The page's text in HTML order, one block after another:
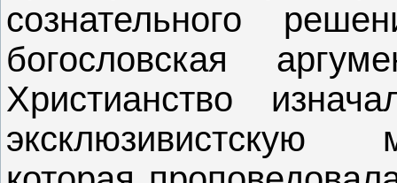
сознательного
богословская
Христианство
эксклюзивистскую